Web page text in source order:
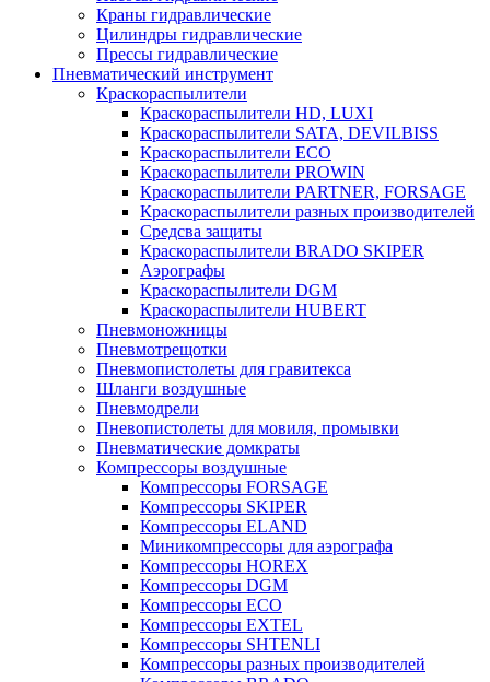
Краны гидравлические
Цилиндры гидравлические
Прессы гидравлические
Пневматический инструмент
Краскораспылители
Краскораспылители HD, LUXI
Краскораспылители SATA, DEVILBISS
Краскораспылители ECO
Краскораспылители PROWIN
Краскораспылители PARTNER, FORSAGE
Краскораспылители разных производителей
Средсва защиты
Краскораспылители BRADO SKIPER
Аэрографы
Краскораспылители DGM
Краскораспылители HUBERT
Пневмоножницы
Пневмотрещотки
Пневмопистолеты для гравитекса
Шланги воздушные
Пневмодрели
Пневопистолеты для мовиля, промывки
Пневматические домкраты
Компрессоры воздушные
Компрессоры FORSAGE
Компрессоры SKIPER
Компрессоры ELAND
Миникомпрессоры для аэрографа
Компрессоры HOREX
Компрессоры DGM
Компрессоры ECO
Компрессоры EXTEL
Компрессоры SHTENLI
Компрессоры разных производителей